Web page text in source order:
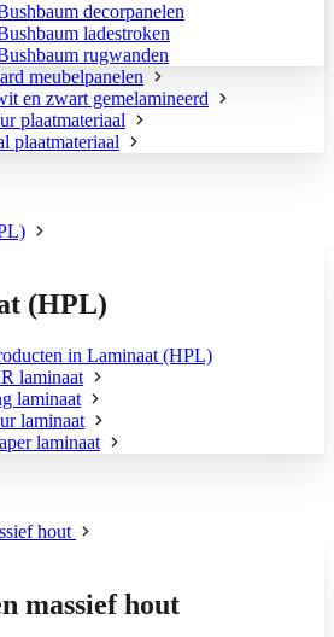
decorpanelen
ladestroken
rugwanden
meubelpanelen
en zwart gemelamineerd
plaatmateriaal
plaatmateriaal
(HPL)
in Laminaat (HPL)
laminaat
laminaat
laminaat
laminaat
hout
massief hout